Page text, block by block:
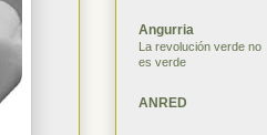
Angurria
La revolución verde no
es verde
ANRED